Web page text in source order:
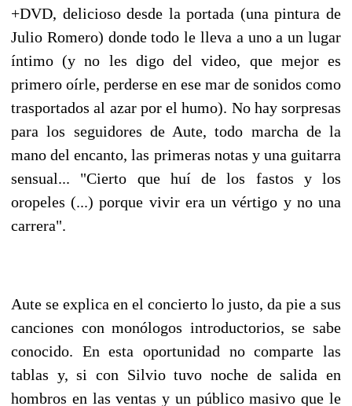
+DVD, delicioso desde la portada (una pintura de
Julio Romero) donde todo le lleva a uno a un lugar
íntimo (y no les digo del video, que mejor es
primero oírle, perderse en ese mar de sonidos como
trasportados al azar por el humo). No hay sorpresas
para los seguidores de Aute, todo marcha de la
mano del encanto, las primeras notas y una guitarra
sensual... "Cierto que huí de los fastos y los
oropeles (...) porque vivir era un vértigo y no una
carrera".
Aute se explica en el concierto lo justo, da pie a sus
canciones con monólogos introductorios, se sabe
conocido. En esta oportunidad no comparte las
tablas y, si con Silvio tuvo noche de salida en
hombros en las ventas y un público masivo que le